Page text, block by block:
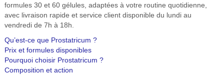
formules 30 et 60 gélules, adaptées à votre routine quotidienne,
avec livraison rapide et service client disponible du lundi au
vendredi de 7h à 18h.
Qu’est-ce que Prostatricum ?
Prix et formules disponibles
Pourquoi choisir Prostatricum ?
Composition et action